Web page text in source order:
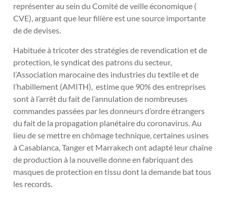
représenter au sein du Comité de veille économique (
CVE), arguant que leur filière est une source importante
de de devises.
Habituée à tricoter des stratégies de revendication et de
protection, le syndicat des patrons du secteur,
l’Association marocaine des industries du textile et de
l’habillement (AMITH), estime que 90% des entreprises
sont à l’arrêt du fait de l’annulation de nombreuses
commandes passées par les donneurs d’ordre étrangers
du fait de la propagation planétaire du coronavirus. Au
lieu de se mettre en chômage technique, certaines usines
à Casablanca, Tanger et Marrakech ont adapté leur chaîne
de production à la nouvelle donne en fabriquant des
masques de protection en tissu dont la demande bat tous
les records.